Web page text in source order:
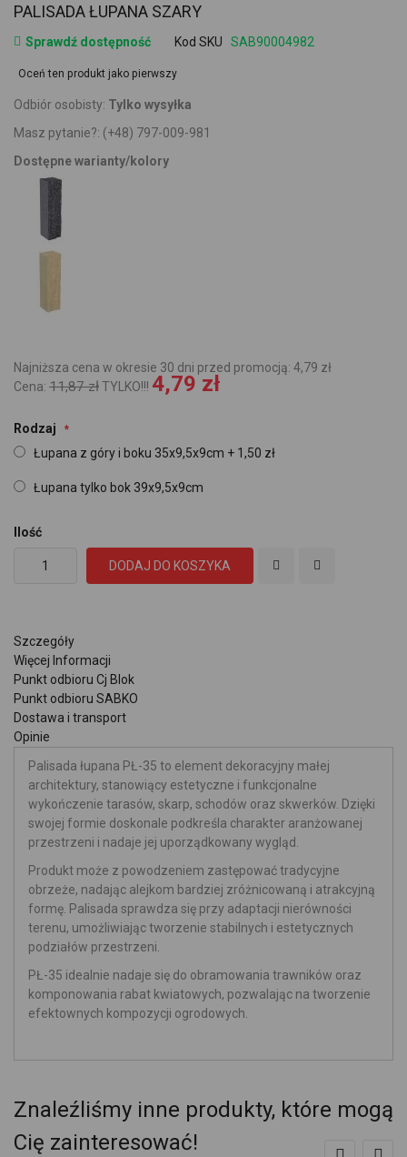
PALISADA ŁUPANA SZARY
Sprawdź dostępność Kod SKU SAB90004982
Oceń ten produkt jako pierwszy
Odbiór osobisty: Tylko wysyłka
Masz pytanie?: (+48) 797-009-981
Dostępne warianty/kolory
Najniższa cena w okresie 30 dni przed promocją: 4,79 zł
Cena: 11,87 złTYLKO!!! 4,79 zł
Rodzaj
Łupana z góry i boku 35x9,5x9cm + 1,50 zł
Łupana tylko bok 39x9,5x9cm
Ilość
DODAJ DO KOSZYKA
Szczegóły
Więcej Informacji
Punkt odbioru Cj Blok
Punkt odbioru SABKO
Dostawa i transport
Opinie
Palisada łupana PŁ-35 to element dekoracyjny małej
architektury, stanowiący estetyczne i funkcjonalne
wykończenie tarasów, skarp, schodów oraz skwerków. Dzięki
swojej formie doskonale podkreśla charakter aranżowanej
przestrzeni i nadaje jej uporządkowany wygląd.
Produkt może z powodzeniem zastępować tradycyjne
obrzeże, nadając alejkom bardziej zróżnicowaną i atrakcyjną
formę. Palisada sprawdza się przy adaptacji nierówności
terenu, umożliwiając tworzenie stabilnych i estetycznych
podziałów przestrzeni.
PŁ-35 idealnie nadaje się do obramowania trawników oraz
komponowania rabat kwiatowych, pozwalając na tworzenie
efektownych kompozycji ogrodowych.
Znaleźliśmy inne produkty, które mogą
Cię zainteresować!